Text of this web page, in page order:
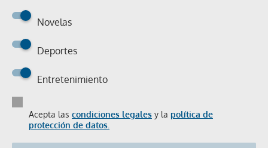
Novelas
Deportes
Entretenimiento
Acepta las condiciones legales y la política de
protección de datos.